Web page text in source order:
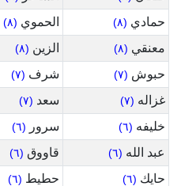
حمادي (٨) الحموي (٨)
معنقي (٨) الزين (٨)
حبوش (٧) شرف (٧)
غزاله (٧) سعد (٧)
خليفه (٦) سرور (٦)
عبد الله (٦) قاووق (٦)
حايك (٦) حطيط (٦)